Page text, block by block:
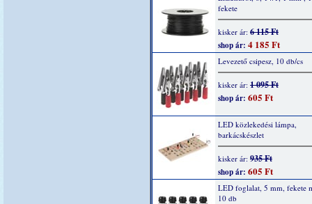
fekete
kisker ár: 6 115 Ft
shop ár: 4 185 Ft
Levezető csipesz, 10 db/cs
kisker ár: 1 095 Ft
shop ár: 605 Ft
LED közlekedési lámpa,
barkácskészlet
kisker ár: 935 Ft
shop ár: 605 Ft
LED foglalat, 5 mm, fekete
10 db